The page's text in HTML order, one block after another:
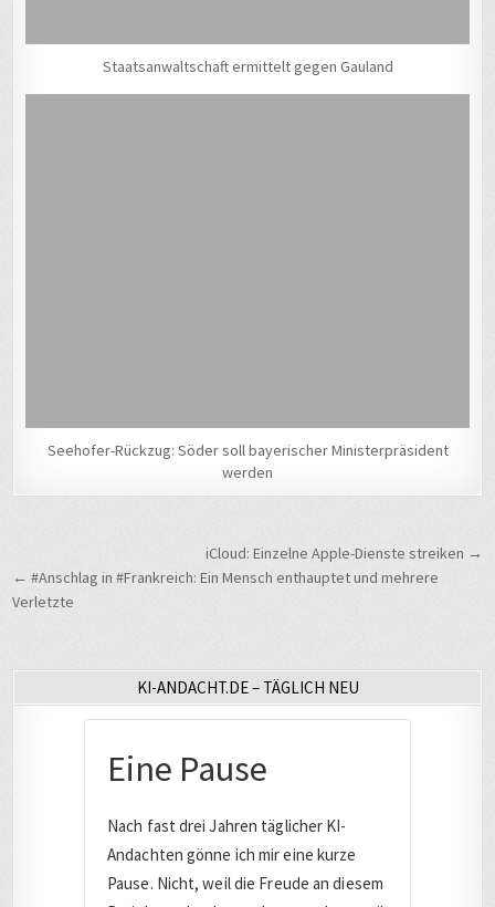
Staatsanwaltschaft ermittelt gegen Gauland
Seehofer-Rückzug: Söder soll bayerischer Ministerpräsident
werden
BeitragsnavigationiCloud: Einzelne Apple-Dienste streiken →
← #Anschlag in #Frankreich: Ein Mensch enthauptet und mehrere
Verletzte
KI-ANDACHT.DE – TÄGLICH NEU